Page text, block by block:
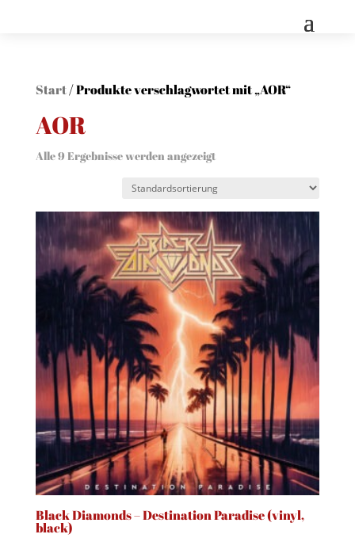
Start/ Produkte verschlagwortet mit „AOR“
AOR
Alle 9 Ergebnisse werden angezeigt
Black Diamonds – Destination Paradise (vinyl,
black)